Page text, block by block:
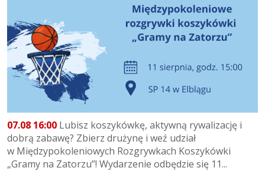
07.08 16:00 Lubisz koszykówkę, aktywną rywalizację i
dobrą zabawę? Zbierz drużynę i weź udział
w Międzypokoleniowych Rozgrywkach Koszykówki
„Gramy na Zatorzu”! Wydarzenie odbędzie się 11...